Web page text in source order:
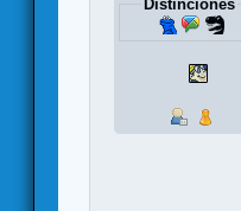
Distinciones